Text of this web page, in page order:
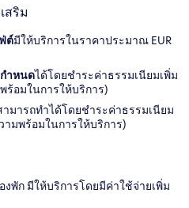
สริม
ต์มีให้บริการในราคาประมาณ EUR
ำหนดได้โดยชำระค่าธรรมเนียมเพิ่ม
ร้อมในการให้บริการ)
ามารถทำได้โดยชำระค่าธรรมเนียม
ามพร้อมในการให้บริการ)
พัก มีให้บริการโดยมีค่าใช้จ่ายเพิ่ม